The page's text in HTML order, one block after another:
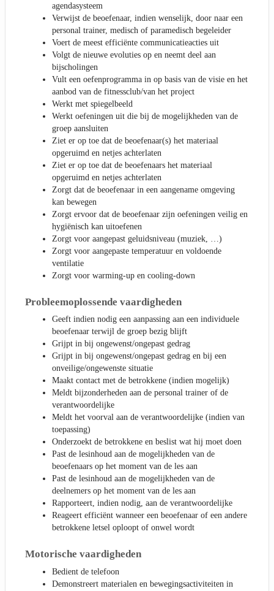
agendasysteem
Verwijst de beoefenaar, indien wenselijk, door naar een
personal trainer, medisch of paramedisch begeleider
Voert de meest efficiënte communicatieacties uit
Volgt de nieuwe evoluties op en neemt deel aan
bijscholingen
Vult een oefenprogramma in op basis van de visie en het
aanbod van de fitnessclub/van het project
Werkt met spiegelbeeld
Werkt oefeningen uit die bij de mogelijkheden van de
groep aansluiten
Ziet er op toe dat de beoefenaar(s) het materiaal
opgeruimd en netjes achterlaten
Ziet er op toe dat de beoefenaars het materiaal
opgeruimd en netjes achterlaten
Zorgt dat de beoefenaar in een aangename omgeving
kan bewegen
Zorgt ervoor dat de beoefenaar zijn oefeningen veilig en
hygiënisch kan uitoefenen
Zorgt voor aangepast geluidsniveau (muziek, …)
Zorgt voor aangepaste temperatuur en voldoende
ventilatie
Zorgt voor warming-up en cooling-down
Probleemoplossende vaardigheden
Geeft indien nodig een aanpassing aan een individuele
beoefenaar terwijl de groep bezig blijft
Grijpt in bij ongewenst/ongepast gedrag
Grijpt in bij ongewenst/ongepast gedrag en bij een
onveilige/ongewenste situatie
Maakt contact met de betrokkene (indien mogelijk)
Meldt bijzonderheden aan de personal trainer of de
verantwoordelijke
Meldt het voorval aan de verantwoordelijke (indien van
toepassing)
Onderzoekt de betrokkene en beslist wat hij moet doen
Past de lesinhoud aan de mogelijkheden van de
beoefenaars op het moment van de les aan
Past de lesinhoud aan de mogelijkheden van de
deelnemers op het moment van de les aan
Rapporteert, indien nodig, aan de verantwoordelijke
Reageert efficiënt wanneer een beoefenaar of een andere
betrokkene letsel oploopt of onwel wordt
Motorische vaardigheden
Bedient de telefoon
Demonstreert materialen en bewegingsactiviteiten in